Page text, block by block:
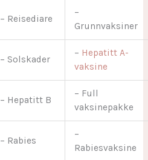
– Reisediare
–
Grunnvaksiner
– Solskader
– Hepatitt A-
vaksine
– Hepatitt B
– Full
vaksinepakke
– Rabies
–
Rabiesvaksine